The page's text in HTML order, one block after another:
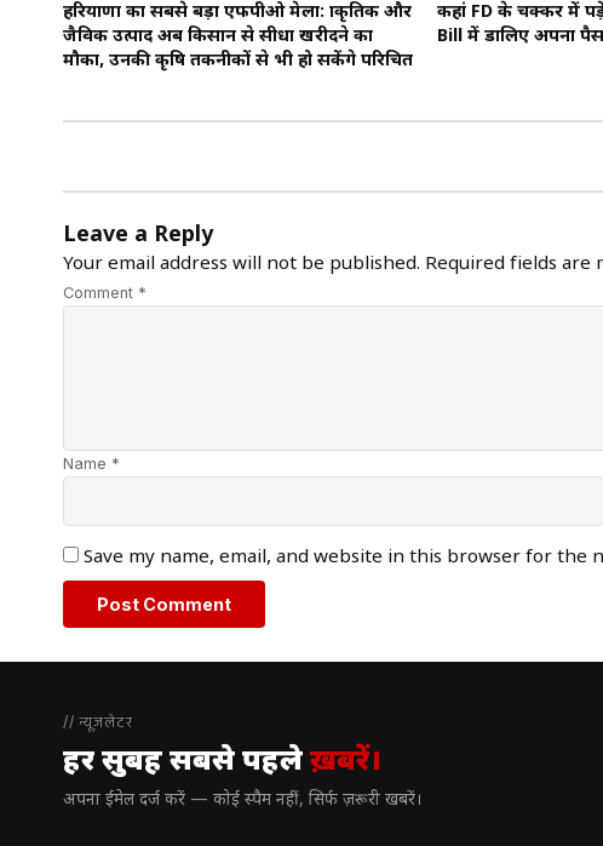
हरियाणा का सबसे बड़ा एफपीओ मेला: प्राकृतिक और
जैविक उत्पाद अब किसान से सीधा खरीदने का
मौका, उनकी कृषि तकनीकों से भी हो सकेंगे परिचित
कहां FD के चक्कर में
Bill में डालिए अपना
Leave a Reply
Your email address will not be published. Required fields are
Comment *
Name *
Save my name, email, and website in this browser for the
// न्यूज़लेटर
हर सुबह सबसे पहलेख़बरें।
अपना ईमेल दर्ज करें — कोई स्पैम नहीं, सिर्फ ज़रूरी खबरें।